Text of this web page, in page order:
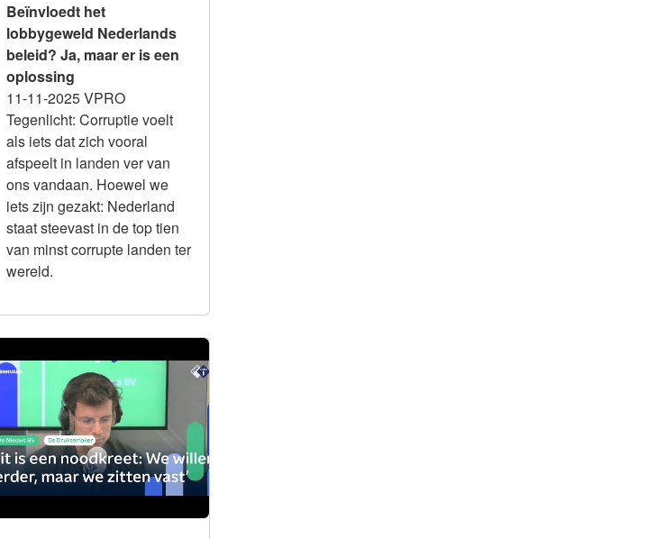
Beïnvloedt het
lobbygeweld Nederlands
beleid? Ja, maar er is een
oplossing
11-11-2025 VPRO
Tegenlicht: Corruptie voelt
als iets dat zich vooral
afspeelt in landen ver van
ons vandaan. Hoewel we
iets zijn gezakt: Nederland
staat steevast in de top tien
van minst corrupte landen ter
wereld.
Integriteit
'Ze hebben het land intussen
zo goed als onbestuurbaar
gemaakt' | De Druktemaker |
NPO Radio 1